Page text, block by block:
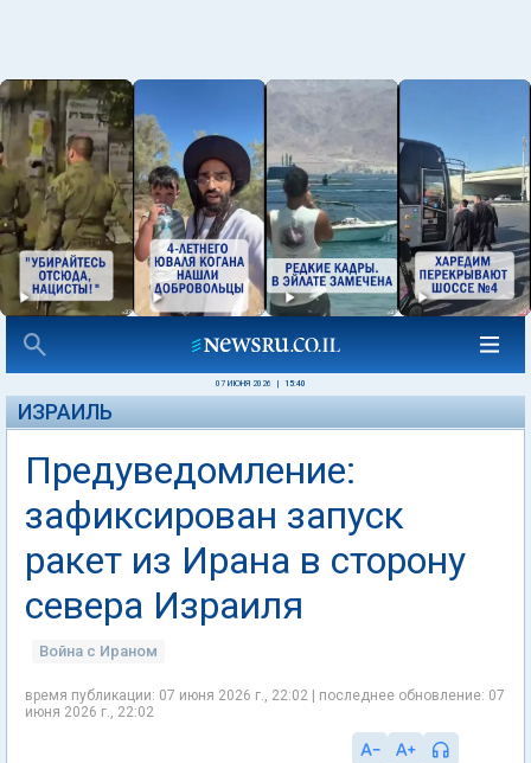
07 ИЮНЯ 2026 15:40
ИЗРАИЛЬ
Предуведомление:
зафиксирован запуск
ракет из Ирана в сторону
севера Израиля
Война с Ираном
время публикации: 07 июня 2026 г., 22:02 | последнее обновление: 07
июня 2026 г., 22:02